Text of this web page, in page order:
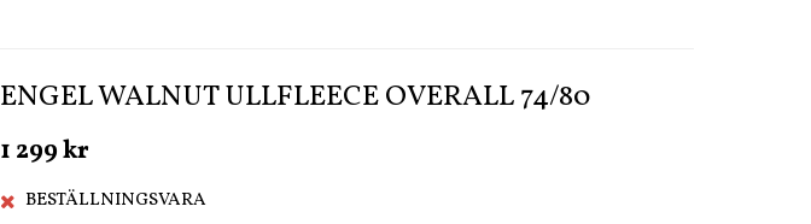
ENGEL WALNUT ULLFLEECE OVERALL 74/80
1 299 kr
BESTÄLLNINGSVARA